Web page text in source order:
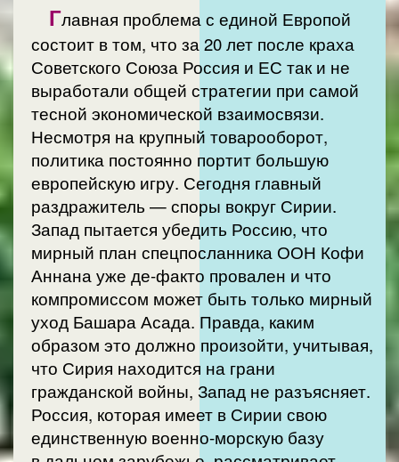
Главная проблема с единой Европой
состоит в том, что за 20 лет после краха
Советского Союза Россия и ЕС так и не
выработали общей стратегии при самой
тесной экономической взаимосвязи.
Несмотря на крупный товарооборот,
политика постоянно портит большую
европейскую игру. Сегодня главный
раздражитель — споры вокруг Сирии.
Запад пытается убедить Россию, что
мирный план спецпосланника ООН Кофи
Аннана уже де-факто провален и что
компромиссом может быть только мирный
уход Башара Асада. Правда, каким
образом это должно произойти, учитывая,
что Сирия находится на грани
гражданской войны, Запад не разъясняет.
Россия, которая имеет в Сирии свою
единственную военно-морскую базу